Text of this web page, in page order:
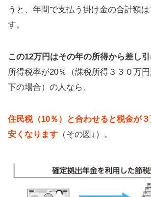
うと、年間で支払う掛け金の合計額
す。
この12万円はその年の所得から差し
所得税率が20％（課税所得３３０万
下の場合）の人なら、
住民税（10％）と合わせると税金が
安くなります （その図↓）。